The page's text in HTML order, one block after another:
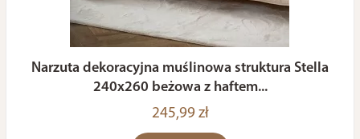
Narzuta dekoracyjna muślinowa struktura Stella
240x260 beżowa z haftem...
245,99 zł